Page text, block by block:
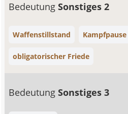
BedeutungSonstiges 2
Waffenstillstand Kampfpause
obligatorischer Friede
BedeutungSonstiges 3